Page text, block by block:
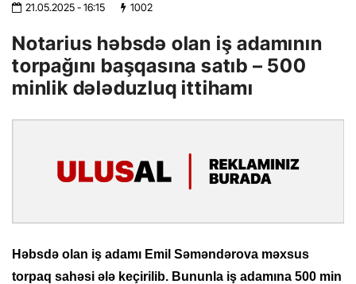
21.05.2025- 16:15 1002
Notarius həbsdə olan iş adamının
torpağını başqasına satıb – 500
minlik dələduzluq ittihamı
Həbsdə olan iş adamı Emil Səməndərova məxsus
torpaq sahəsi ələ keçirilib. Bununla iş adamına 500 min